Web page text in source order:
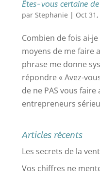
Êtes-vous certaine
par Stephanie | Oct
Combien de fois ai-je
moyens de me faire
phrase me donne
répondre « Avez-
de ne PAS vous faire
entrepreneurs
Articles récents
Les secrets de la
Vos chiffres ne